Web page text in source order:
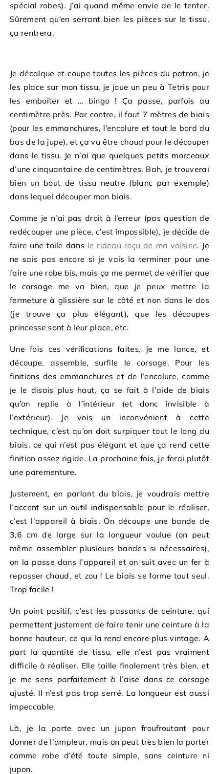
spécial robes). J’ai quand même envie de le tenter.
Sûrement qu’en serrant bien les pièces sur le tissu,
ça rentrera.
Je décalque et coupe toutes les pièces du patron, je
les place sur mon tissu, je joue un peu à Tetris pour
les emboîter et … bingo ! Ça passe, parfois au
centimètre près. Par contre, il faut 7 mètres de biais
(pour les emmanchures, l’encolure et tout le bord du
bas de la jupe), et ça va être chaud pour le découper
dans le tissu. Je n’ai que quelques petits morceaux
d’une cinquantaine de centimètres. Bah, je trouverai
bien un bout de tissu neutre (blanc par exemple)
dans lequel découper mon biais.
Comme je n’ai pas droit à l’erreur (pas question de
redécouper une pièce, c’est impossible), je décide de
faire une toile dans le rideau reçu de ma voisine. Je
ne sais pas encore si je vais la terminer pour une
faire une robe bis, mais ça me permet de vérifier que
le corsage me va bien, que je peux mettre la
fermeture à glissière sur le côté et non dans le dos
(je trouve ça plus élégant), que les découpes
princesse sont à leur place, etc.
Une fois ces vérifications faites, je me lance, et
découpe, assemble, surfile le corsage. Pour les
finitions des emmanchures et de l’encolure, comme
je le disais plus haut, ça se fait à l’aide de biais
qu’on replie à l’intérieur (et donc invisible à
l’extérieur). Je vois un inconvénient à cette
technique, c’est qu’on doit surpiquer tout le long du
biais, ce qui n’est pas élégant et que ça rend cette
finition assez rigide. La prochaine fois, je ferai plutôt
une parementure.
Justement, en parlant du biais, je voudrais mettre
l’accent sur un outil indispensable pour le réaliser,
c’est l’appareil à biais. On découpe une bande de
3,6 cm de large sur la longueur voulue (on peut
même assembler plusieurs bandes si nécessaires),
on la passe dans l’appareil et on suit avec un fer à
repasser chaud, et zou ! Le biais se forme tout seul.
Trop facile !
Un point positif, c’est les passants de ceinture, qui
permettent justement de faire tenir une ceinture à la
bonne hauteur, ce qui la rend encore plus vintage. A
part la quantité de tissu, elle n’est pas vraiment
difficile à réaliser. Elle taille finalement très bien, et
je me sens parfaitement à l’aise dans ce corsage
ajusté. Il n’est pas trop serré. La longueur est aussi
impeccable.
Là, je la porte avec un jupon froufroutant pour
donner de l’ampleur, mais on peut très bien la porter
comme robe d’été toute simple, sans ceinture ni
jupon.